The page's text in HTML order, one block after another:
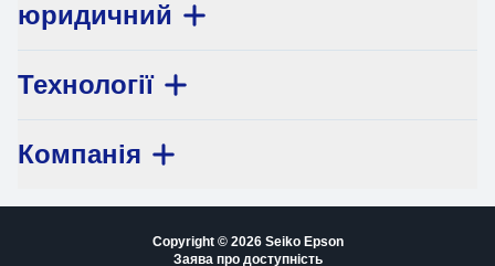
юридичний
Технології
Компанія
Copyright © 2026 Seiko Epson
Заява про доступність